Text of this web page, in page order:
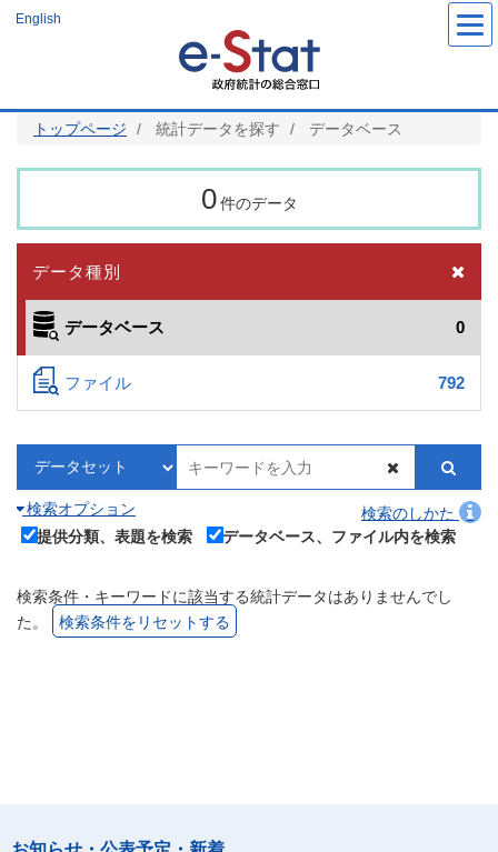
ツ
English
トップページ 統計データを探す データベース
0 件のデータ
データ種別
データベース 0
ファイル 792
検索オプション
検索のしかた
提供分類、表題を検索
データベース、ファイル内を検索
検索条件・キーワードに該当する統計データはありませんでし
た。
検索条件をリセットする